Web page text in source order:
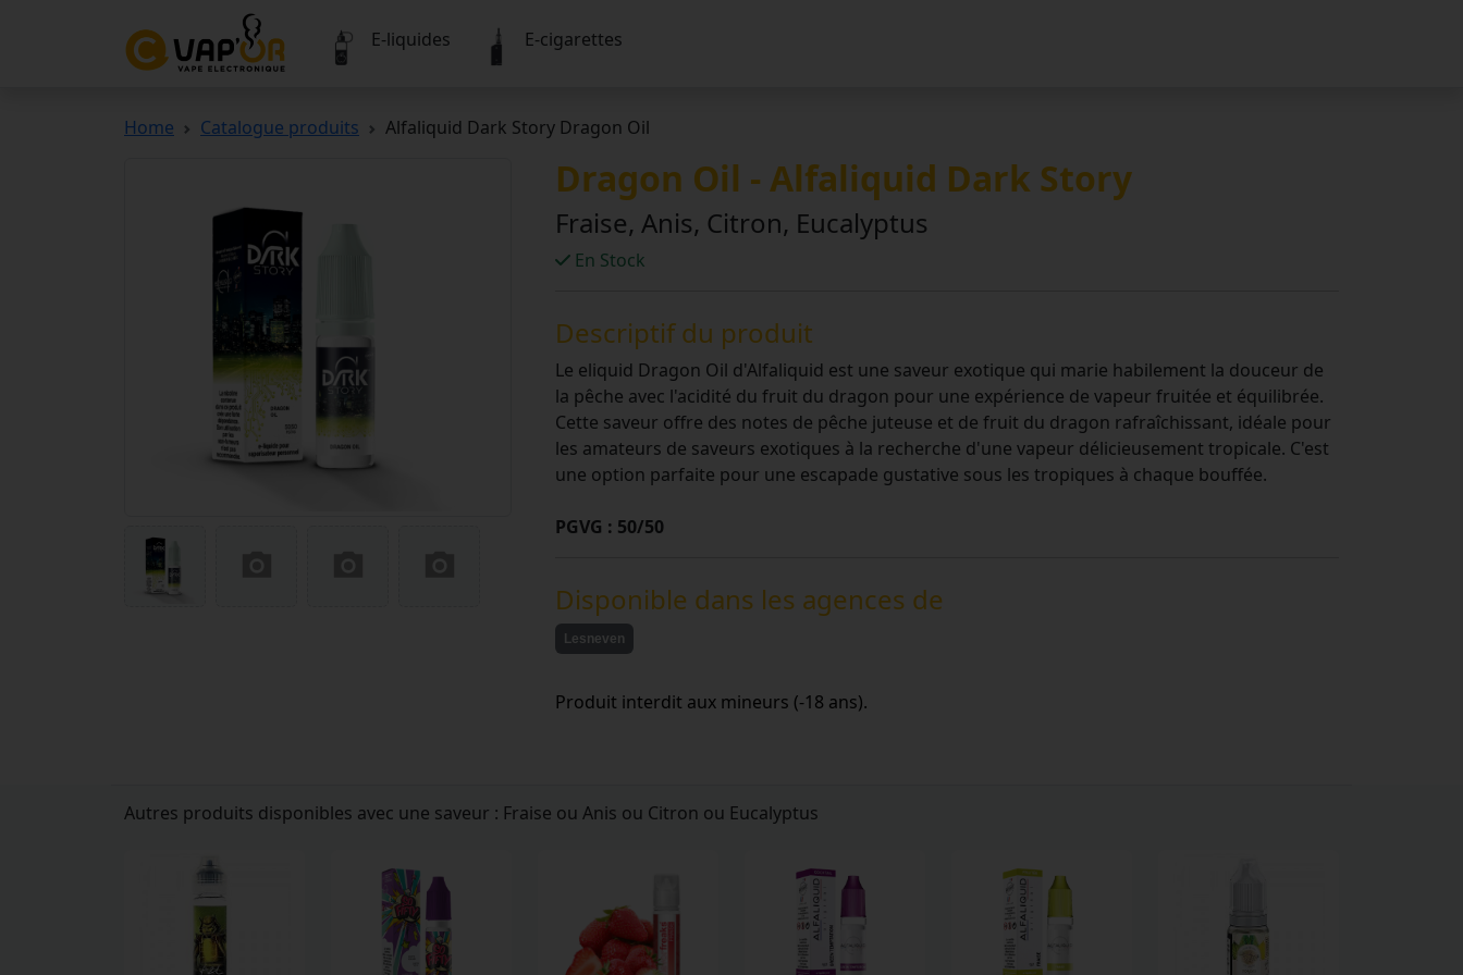
E-liquides E-cigarettes
Home Catalogue produits Alfaliquid Dark Story Dragon Oil
Dragon Oil - Alfaliquid Dark Story
Fraise, Anis, Citron, Eucalyptus
En Stock
Descriptif du produit
Le eliquid Dragon Oil d'Alfaliquid est une saveur exotique qui marie habilement la douceur de
la pêche avec l'acidité du fruit du dragon pour une expérience de vapeur fruitée et équilibrée.
Cette saveur offre des notes de pêche juteuse et de fruit du dragon rafraîchissant, idéale pour
les amateurs de saveurs exotiques à la recherche d'une vapeur délicieusement tropicale. C'est
une option parfaite pour une escapade gustative sous les tropiques à chaque bouffée.
PGVG : 50/50
Disponible dans les agences de
Lesneven
Produit interdit aux mineurs (-18 ans).
Autres produits disponibles avec une saveur : Fraise ou Anis ou Citron ou Eucalyptus